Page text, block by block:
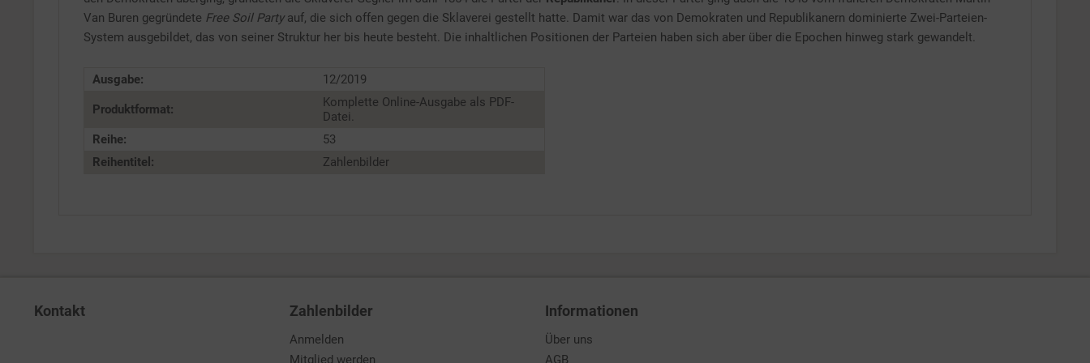
Van Buren gegründete Free Soil Partyauf, die sich offen gegen die Sklaverei gestellt hatte. Damit war das von Demokraten und Republikanern dominierte Zwei-Parteien-
System ausgebildet, das von seiner Struktur her bis heute besteht. Die inhaltlichen Positionen der Parteien haben sich aber über die Epochen hinweg stark gewandelt.
Ausgabe: 12/2019
Produktformat:
Komplette Online-Ausgabe als PDF-
Datei.
Reihe:
53
Reihentitel:
Zahlenbilder
Kontakt Zahlenbilder
Anmelden
Mitglied werden
Informationen
Über uns
AGB